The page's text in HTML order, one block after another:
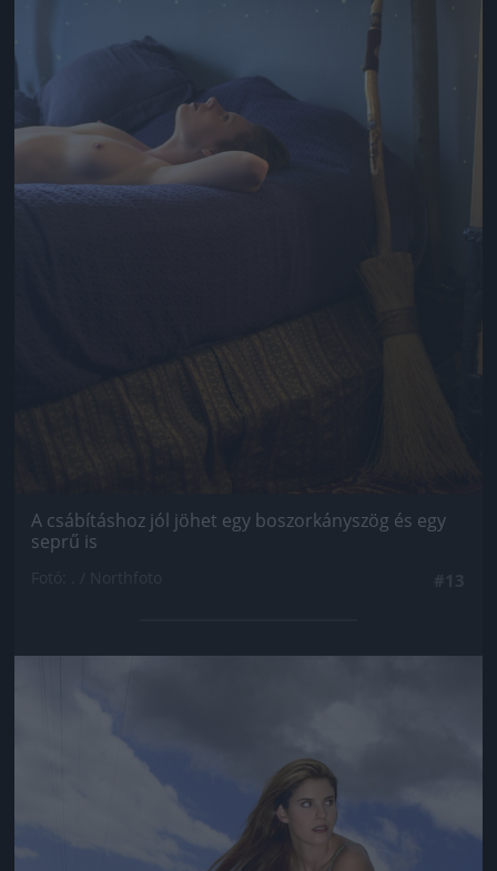
A csábításhoz jól jöhet egy boszorkányszög és egy
seprű is